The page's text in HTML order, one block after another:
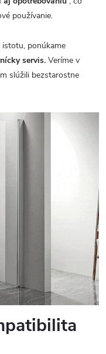
používanie.
ponúkame
servis. Veríme v
slúžili bezstarostne